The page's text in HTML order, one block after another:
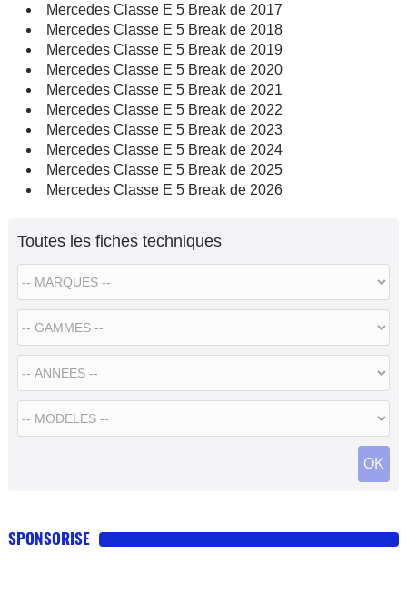
Mercedes Classe E 5 Break de 2017
Mercedes Classe E 5 Break de 2018
Mercedes Classe E 5 Break de 2019
Mercedes Classe E 5 Break de 2020
Mercedes Classe E 5 Break de 2021
Mercedes Classe E 5 Break de 2022
Mercedes Classe E 5 Break de 2023
Mercedes Classe E 5 Break de 2024
Mercedes Classe E 5 Break de 2025
Mercedes Classe E 5 Break de 2026
Toutes les fiches techniques
SPONSORISE